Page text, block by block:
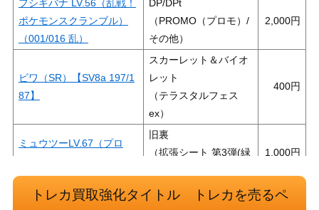
フシギバナ LV.56（乱戦！
ポケモンスクランブル）
（001/016 乱）
DP/DPt
（PROMO（プロモ）/
その他）
2,000
ビワ（SR）【SV8a 197/1
87】
スカーレット＆バイオ
レット
（テラスタルフェス
ex）
400
ミュウツーLV.67（プロ
旧裏
（拡張シート 第3弾(緑
1,000
ウソッキー（プレミアムフ
neoシリーズ
トレカ買取強化タイトル トレカを売るペ